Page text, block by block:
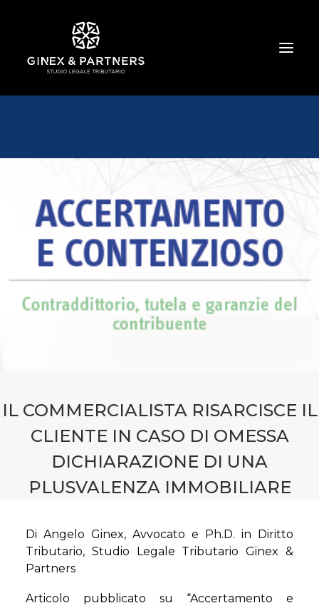
CHI SIAMO
GESTIONE E PROTEZIONE DEL PATRIMONIO
SOCIETARIO E CONTRATTUALISTICA
COMMERCIO INTERNAZIONALE
NEWS ED EVENTI
IL COMMERCIALISTA RISARCISCE IL
CLIENTE IN CASO DI OMESSA
DICHIARAZIONE DI UNA
PLUSVALENZA IMMOBILIARE
Di Angelo Ginex, Avvocato e Ph.D. in Diritto
Tributario, Studio Legale Tributario Ginex &
Partners
Articolo pubblicato su “Accertamento e